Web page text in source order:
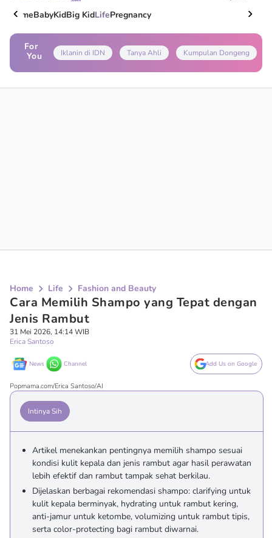
HomeBabyKidBig KidLifePregnancy
For
You
Iklanin di IDN Tanya Ahli Kumpulan Dongeng
Home Life Fashion and Beauty
Cara Memilih Shampo yang Tepat dengan
Jenis Rambut
31 Mei 2026, 14:14 WIB
Erica Santoso
News Channel Add Us on Google
Popmama.com/Erica Santoso/AI
Intinya Sih
Artikel menekankan pentingnya memilih shampo sesuai
kondisi kulit kepala dan jenis rambut agar hasil perawatan
lebih efektif dan rambut tampak sehat berkilau.
Dijelaskan berbagai rekomendasi shampo: clarifying untuk
kulit kepala berminyak, hydrating untuk rambut kering,
anti-jamur untuk ketombe, volumizing untuk rambut tipis,
serta color-protecting bagi rambut diwarnai.